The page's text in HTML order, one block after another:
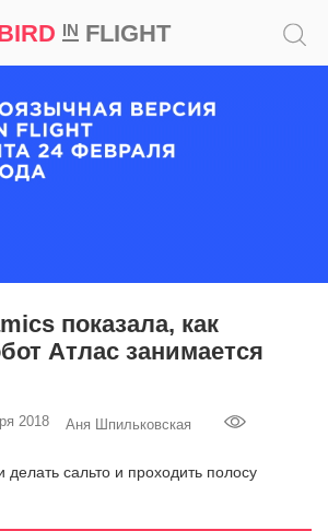
INFLIGHT
показала, как
Атлас занимается
2018 Аня Шпильковская
делать сальто и проходить полосу